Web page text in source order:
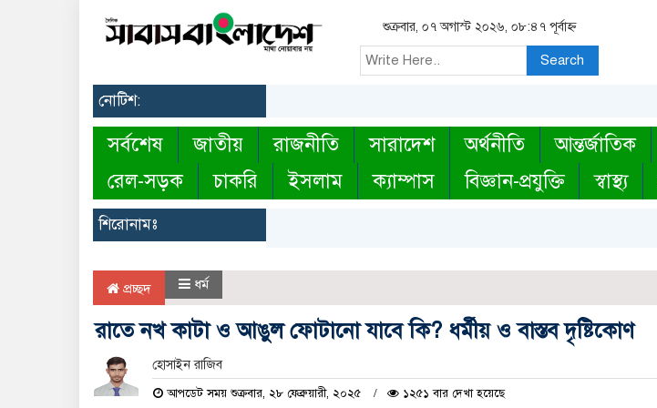
শুক্রবার, ০৭ অগাস্ট ২০২৬, ০৮:৪৭ পূর্বাহ্ন
Search
নোটিশ:
সর্বশেষ জাতীয় রাজনীতি সারাদেশ অর্থনীতি আন্তর্জাতিক
রেল-সড়ক
চাকরি ইসলাম ক্যাম্পাস বিজ্ঞান-প্রযুক্তি স্বাস্থ্য
শিরোনামঃ
প্রচ্ছদ ধর্ম
রাতে নখ কাটা ও আঙুল ফোটানো যাবে কি? ধর্মীয় ও বাস্তব দৃষ্টিকোণ
হোসাইন রাজিব
আপডেট সময় শুক্রবার, ২৮ ফেব্রুয়ারী, ২০২৫ ১২৫১ বার দেখা হয়েছে